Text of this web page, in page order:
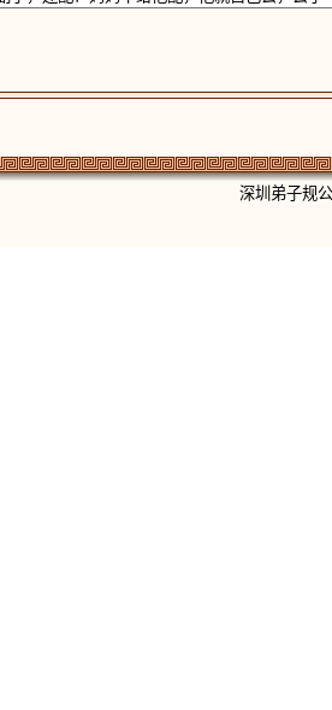
深圳弟子规